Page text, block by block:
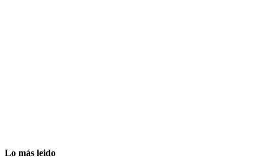
Lo más leido